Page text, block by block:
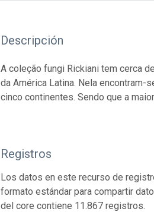
Descripción
A coleção fungi Rickiani tem cerca
da América Latina. Nela encontram-
cinco continentes. Sendo que a
Registros
Los datos en este recurso de
formato estándar para compartir
del core contiene 11.867 registros.